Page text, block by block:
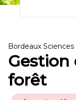
Bordeaux Sciences
Gestion
forêt